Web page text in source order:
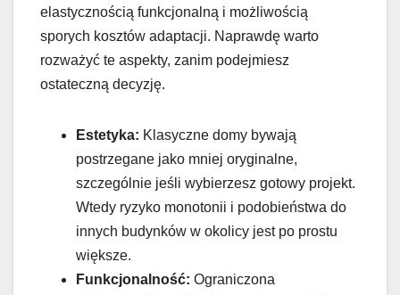
elastycznością funkcjonalną i możliwością
sporych kosztów adaptacji. Naprawdę warto
rozważyć te aspekty, zanim podejmiesz
ostateczną decyzję.
Estetyka: Klasyczne domy bywają
postrzegane jako mniej oryginalne,
szczególnie jeśli wybierzesz gotowy projekt.
Wtedy ryzyko monotonii i podobieństwa do
innych budynków w okolicy jest po prostu
większe.
Funkcjonalność: Ograniczona